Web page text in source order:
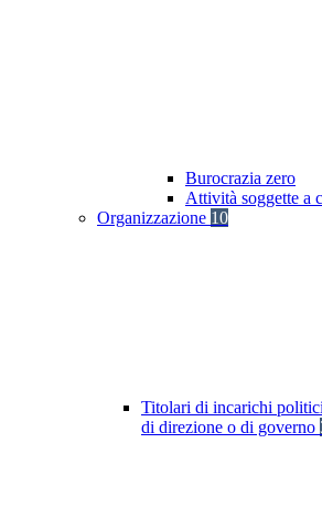
Burocrazia zero
Attività soggette a
Organizzazione 10
Titolari di incarichi
di direzione o di governo